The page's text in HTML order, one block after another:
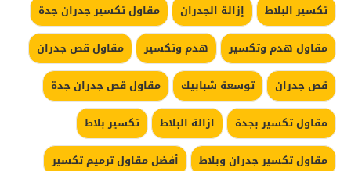
تكسير البلاط
إزالة الجدران
مقاول تكسير جدران جدة
مقاول هدم وتكسير
هدم وتكسير
مقاول قص جدران
قص جدران
توسعة شبابيك
مقاول قص جدران جدة
مقاول تكسير بجدة
ازالة البلاط
تكسير بلاط
مقاول تكسير جدران وبلاط
أفضل مقاول ترميم تكسير